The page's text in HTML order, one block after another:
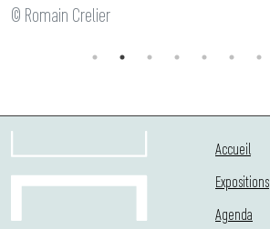
© Romain Crelier
Accueil
Expositions
Agenda